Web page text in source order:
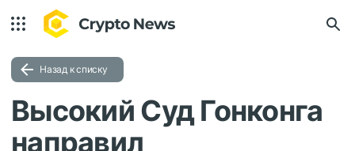
Назад к списку
Высокий Суд Гонконга
направил